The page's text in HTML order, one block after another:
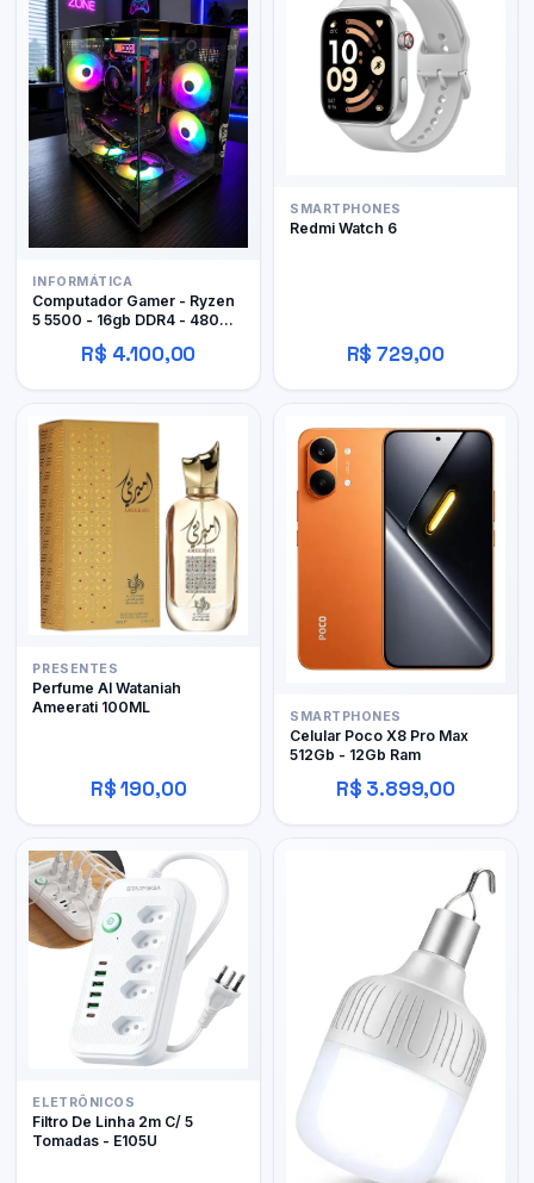
INFORMÁTICA
Computador Gamer - Ryzen
5 5500 - 16gb DDR4 - 480GB
SSD - RX 480 4gb
R$ 4.100,00
SMARTPHONES
Redmi Watch 6
R$ 729,00
PRESENTES
Perfume Al Wataniah
Ameerati 100ML
R$ 190,00
SMARTPHONES
Celular Poco X8 Pro Max
512Gb - 12Gb Ram
R$ 3.899,00
ELETRÔNICOS
Filtro De Linha 2m C/ 5
Tomadas - E105U